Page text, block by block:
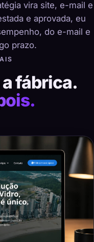
vira site, e-mail e
e aprovada, eu
do e-mail e
prazo.
fábrica.